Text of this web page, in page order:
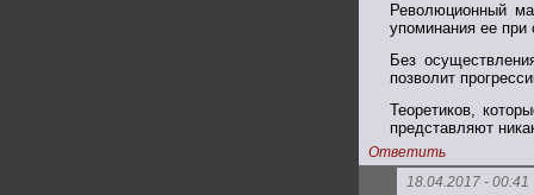
Революционный
упоминания ее
Без
позволит
Теоретиков,
представляют
Ответить
18.04.2017 - 00:41